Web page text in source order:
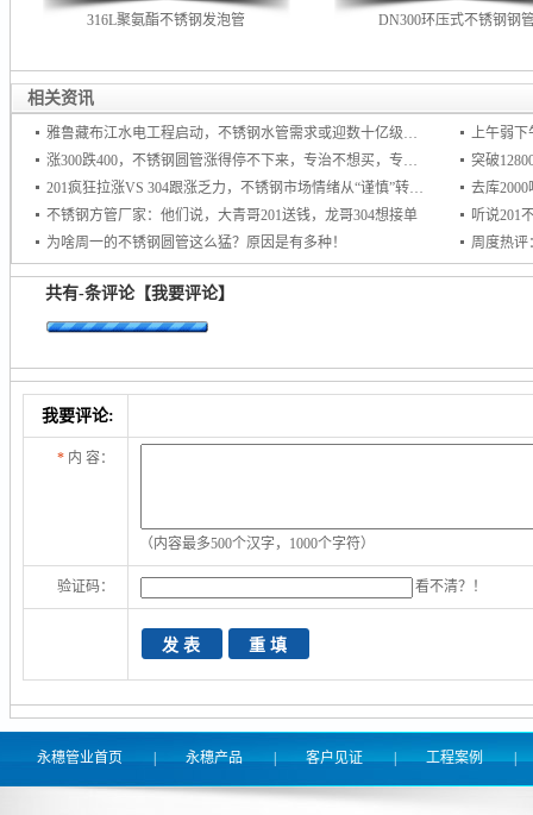
316L聚氨酯不锈钢发泡管 DN300环压式不锈钢钢
相关资讯
雅鲁藏布江水电工程启动，不锈钢水管需求或迎数十亿级增量市场
上午弱下
涨300跌400，不锈钢圆管涨得停不下来，专治不想买，专杀不敢买！
201疯狂拉涨VS 304跟涨乏力，不锈钢市场情绪从“谨慎”转向“追涨
去库
不锈钢方管厂家：他们说，大青哥201送钱，龙哥304想接单
听说201
为啥周一的不锈钢圆管这么猛？原因是有多种！
周度热评
共有-条评论【我要评论】
我要评论:
* 内 容：
（内容最多500个汉字，1000个字符）
验证码： 看不清？！
永穗管业首页 永穗产品 | 客户见证 | 工程案例 |